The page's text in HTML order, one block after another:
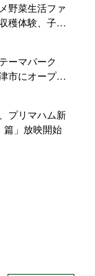
野菜生活ファ
穫体験、子ど
ーマパーク
市にオープ
プリマハム新
篇」放映開始